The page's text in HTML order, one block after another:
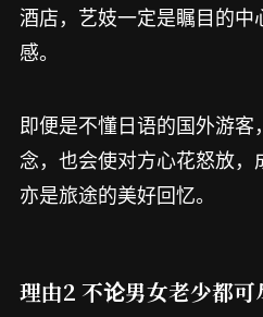
酒店，艺妓一定是瞩目的
感。
即便是不懂日语的国外游
念，也会使对方心花怒放，
亦是旅途的美好回忆。
理由2 不论男女老少都可